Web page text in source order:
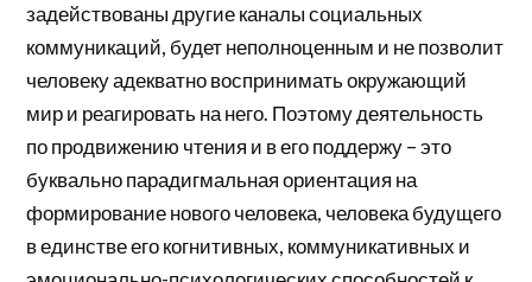
задействованы другие каналы социальных
коммуникаций, будет неполноценным и не позволит
человеку адекватно воспринимать окружающий
мир и реагировать на него. Поэтому деятельность
по продвижению чтения и в его поддержу – это
буквально парадигмальная ориентация на
формирование нового человека, человека будущего
в единстве его когнитивных, коммуникативных и